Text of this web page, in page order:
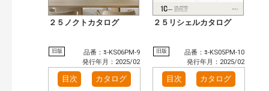
２５ノクトカタログ
旧版
品番：ﾖ-KS06PM-9
発行年月：2025/02
目次 カタログ
２５リシェルカタログ
旧版
品番：ﾖ-KS05PM-10
発行年月：2025/02
目次 カタログ